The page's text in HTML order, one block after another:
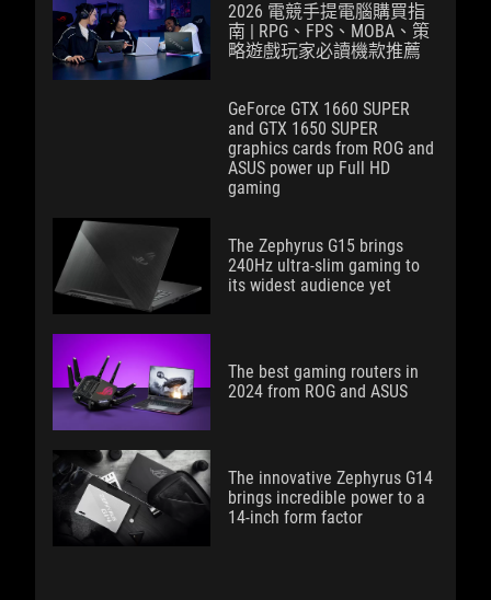
2026 電競手提電腦購買指
南 | RPG、FPS、MOBA、策
略遊戲玩家必讀機款推薦
GeForce GTX 1660 SUPER
and GTX 1650 SUPER
graphics cards from ROG and
ASUS power up Full HD
gaming
The Zephyrus G15 brings
240Hz ultra-slim gaming to
its widest audience yet
The best gaming routers in
2024 from ROG and ASUS
The innovative Zephyrus G14
brings incredible power to a
14-inch form factor